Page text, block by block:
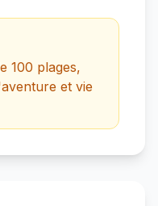
100 plages,
et vie